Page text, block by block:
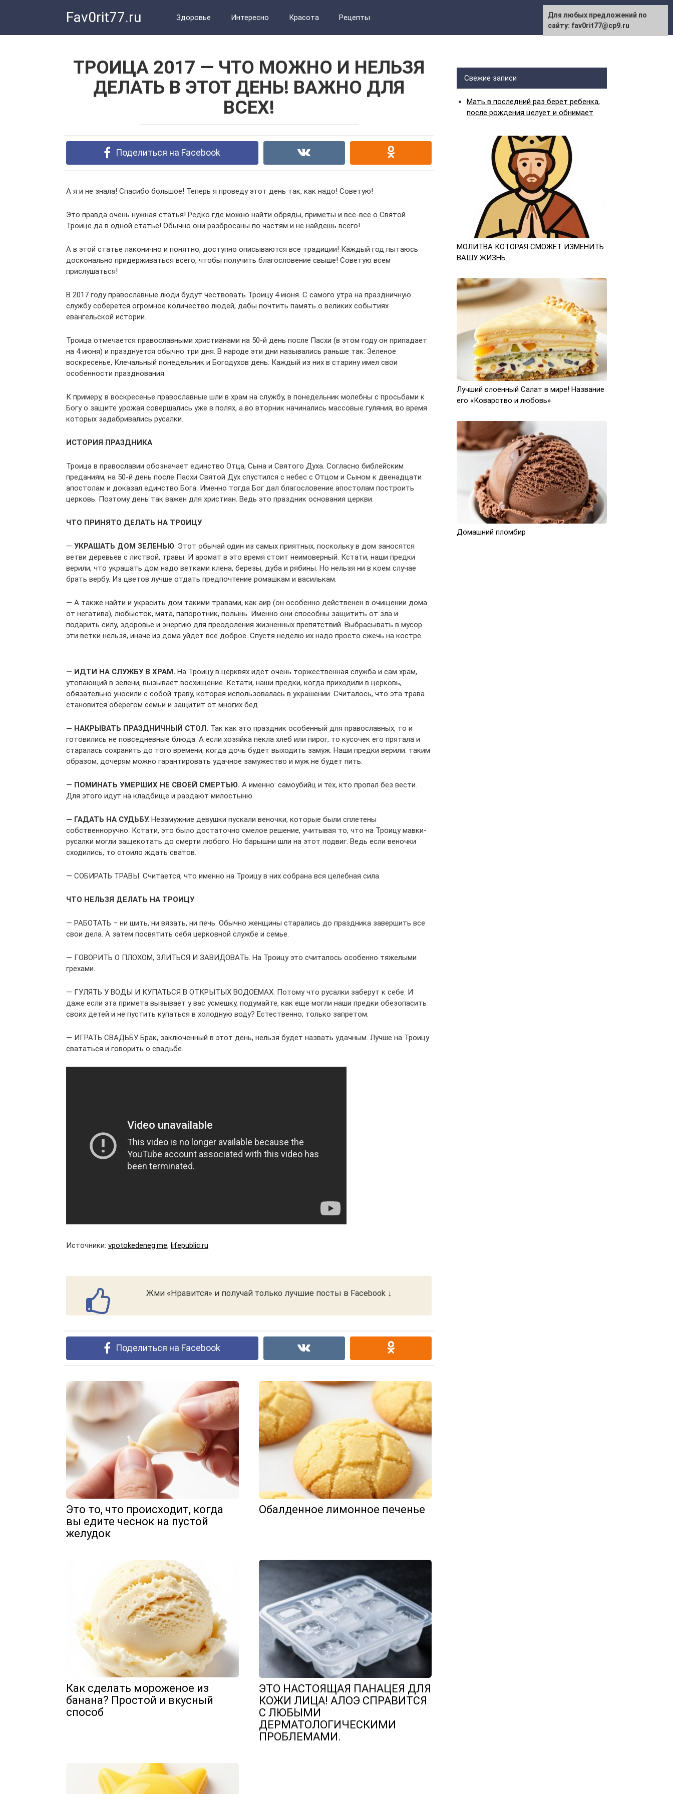
Fav0rit77.ru Здоровье Интересно Красота Рецепты
ТРОИЦА 2017 — ЧТО МОЖНО И НЕЛЬЗЯ
ДЕЛАТЬ В ЭТОТ ДЕНЬ! ВАЖНО ДЛЯ
ВСЕХ!
Поделиться на Facebook
А я и не знала! Спасибо большое! Теперь я проведу этот день так, как надо! Советую!
Это правда очень нужная статья! Редко где можно найти обряды, приметы и все-все о Святой
Троице да в одной статье! Обычно они разбросаны по частям и не найдешь всего!
А в этой статье лаконично и понятно, доступно описываются все традиции! Каждый год пытаюсь
досконально придерживаться всего, чтобы получить благословение свыше! Советую всем
прислушаться!
В 2017 году православные люди будут чествовать Троицу 4 июня. С самого утра на праздничную
службу соберется огромное количество людей, дабы почтить память о великих событиях
евангельской истории.
Троица отмечается православными христианами на 50-й день после Пасхи (в этом году он припадает
на 4 июня) и празднуется обычно три дня. В народе эти дни назывались раньше так: Зеленое
воскресенье, Клечальный понедельник и Богодухов день. Каждый из них в старину имел свои
особенности празднования.
К примеру, в воскресенье православные шли в храм на службу, в понедельник молебны с просьбами к
Богу о защите урожая совершались уже в полях, а во вторник начинались массовые гуляния, во время
которых задабривались русалки.
ИСТОРИЯ ПРАЗДНИКА
Троица в православии обозначает единство Отца, Сына и Святого Духа. Согласно библейским
преданиям, на 50-й день после Пасхи Святой Дух спустился с небес с Отцом и Сыном к двенадцати
апостолам и доказал единство Бога. Именно тогда Бог дал благословение апостолам построить
церковь. Поэтому день так важен для христиан. Ведь это праздник основания церкви.
ЧТО ПРИНЯТО ДЕЛАТЬ НА ТРОИЦУ
— УКРАШАТЬ ДОМ ЗЕЛЕНЬЮ. Этот обычай один из самых приятных, поскольку в дом заносятся
ветви деревьев с листвой, травы. И аромат в это время стоит неимоверный. Кстати, наши предки
верили, что украшать дом надо ветками клена, березы, дуба и рябины. Но нельзя ни в коем случае
брать вербу. Из цветов лучше отдать предпочтение ромашкам и василькам.
— А также найти и украсить дом такими травами, как аир (он особенно действенен в очищении дома
от негатива), любысток, мята, папоротник, полынь. Именно они способны защитить от зла и
подарить силу, здоровье и энергию для преодоления жизненных препятствий. Выбрасывать в мусор
эти ветки нельзя, иначе из дома уйдет все доброе. Спустя неделю их надо просто сжечь на костре.
— ИДТИ НА СЛУЖБУ В ХРАМ. На Троицу в церквях идет очень торжественная служба и сам храм,
утопающий в зелени, вызывает восхищение. Кстати, наши предки, когда приходили в церковь,
обязательно уносили с собой траву, которая использовалась в украшении. Считалось, что эта трава
становится оберегом семьи и защитит от многих бед.
— НАКРЫВАТЬ ПРАЗДНИЧНЫЙ СТОЛ. Так как это праздник особенный для православных, то и
готовились не повседневные блюда. А если хозяйка пекла хлеб или пирог, то кусочек его прятала и
старалась сохранить до того времени, когда дочь будет выходить замуж. Наши предки верили: таким
образом, дочерям можно гарантировать удачное замужество и муж не будет пить.
— ПОМИНАТЬ УМЕРШИХ НЕ СВОЕЙ СМЕРТЬЮ. А именно: самоубийц и тех, кто пропал без вести.
Для этого идут на кладбище и раздают милостыню.
— ГАДАТЬ НА СУДЬБУ. Незамужние девушки пускали веночки, которые были сплетены
собственноручно. Кстати, это было достаточно смелое решение, учитывая то, что на Троицу мавки-
русалки могли защекотать до смерти любого. Но барышни шли на этот подвиг. Ведь если веночки
сходились, то стоило ждать сватов.
— СОБИРАТЬ ТРАВЫ. Считается, что именно на Троицу в них собрана вся целебная сила.
ЧТО НЕЛЬЗЯ ДЕЛАТЬ НА ТРОИЦУ
— РАБОТАТЬ – ни шить, ни вязать, ни печь. Обычно женщины старались до праздника завершить все
свои дела. А затем посвятить себя церковной службе и семье.
— ГОВОРИТЬ О ПЛОХОМ, ЗЛИТЬСЯ И ЗАВИДОВАТЬ. На Троицу это считалось особенно тяжелыми
грехами.
— ГУЛЯТЬ У ВОДЫ И КУПАТЬСЯ В ОТКРЫТЫХ ВОДОЕМАХ. Потому что русалки заберут к себе. И
даже если эта примета вызывает у вас усмешку, подумайте, как еще могли наши предки обезопасить
своих детей и не пустить купаться в холодную воду? Естественно, только запретом.
— ИГРАТЬ СВАДЬБУ. Брак, заключенный в этот день, нельзя будет назвать удачным. Лучше на Троицу
свататься и говорить о свадьбе.
Источники: vpotokedeneg.me, lifepublic.ru
Жми «Нравится» и получай только лучшие посты в Facebook ↓
Поделиться на Facebook
Это то, что происходит, когда
вы едите чеснок на пустой
желудок
Обалденное лимонное печенье
Как сделать мороженое из
банана? Простой и вкусный
способ
ЭТО НАСТОЯЩАЯ ПАНАЦЕЯ ДЛЯ
КОЖИ ЛИЦА! АЛОЭ СПРАВИТСЯ
С ЛЮБЫМИ
ДЕРМАТОЛОГИЧЕСКИМИ
ПРОБЛЕМАМИ.
Свежие записи
Мать в последний раз берет ребенка,
после рождения целует и обнимает
МОЛИТВА КОТОРАЯ CМОЖЕТ ИЗМЕНИТЬ
ВАШУ ЖИЗНЬ…
Лучший слоенный Салат в мире! Название
его «Коварство и любовь»
Домашний пломбир
Для любых предложений по
сайту: fav0rit77@cp9.ru